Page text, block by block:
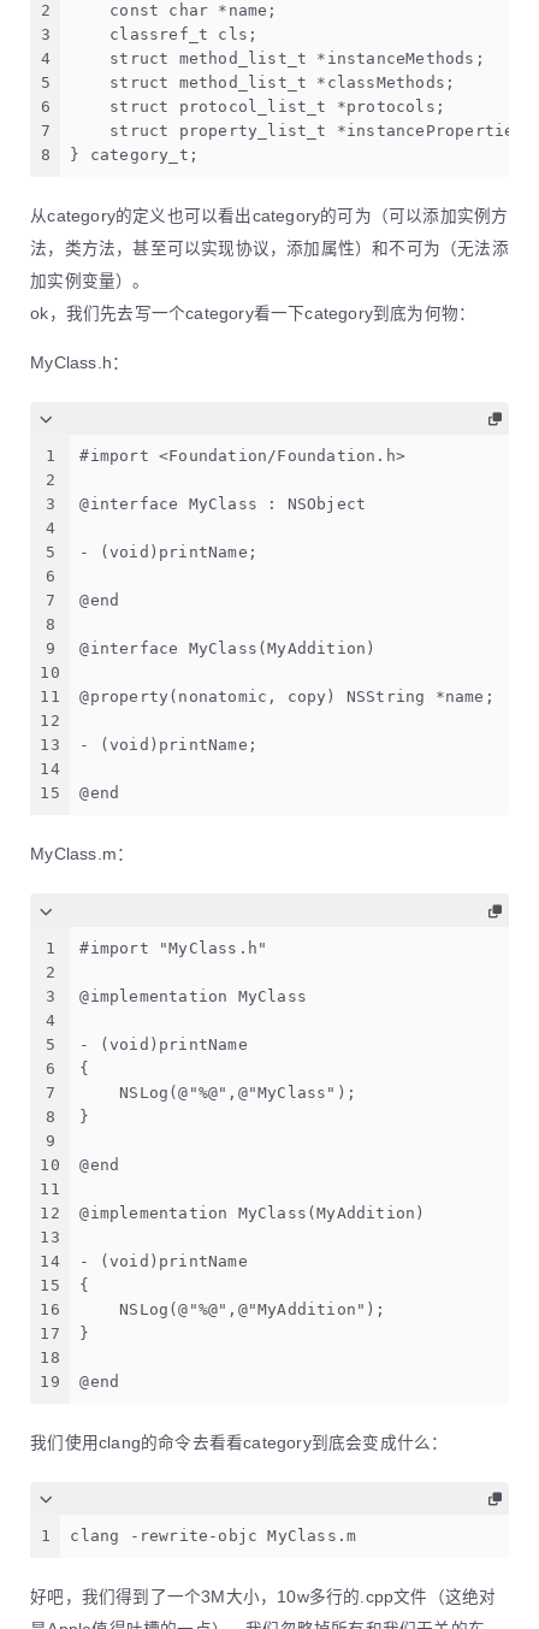
2
3
4
5
6
7
8
    const char *name;
    classref_t cls;
    struct method_list_t *instanceMethods;
    struct method_list_t *classMethods;
    struct protocol_list_t *protocols;
    struct property_list_t *instanceProperties;
} category_t;
从category的定义也可以看出category的可为（可以添加实例方
法，类方法，甚至可以实现协议，添加属性）和不可为（无法添
加实例变量）。
ok，我们先去写一个category看一下category到底为何物：
MyClass.h：
1
2
3
4
5
6
7
8
9
10
11
12
13
14
15
#import <Foundation/Foundation.h>
@interface MyClass : NSObject
- (void)printName;
@end
@interface MyClass(MyAddition)
@property(nonatomic, copy) NSString *name;
- (void)printName;
@end
MyClass.m：
1
2
3
4
5
6
7
8
9
10
11
12
13
14
15
16
17
18
19
#import "MyClass.h"
@implementation MyClass
- (void)printName
{
    NSLog(@"%@",@"MyClass");
}
@end
@implementation MyClass(MyAddition)
- (void)printName
{
    NSLog(@"%@",@"MyAddition");
}
@end
我们使用clang的命令去看看category到底会变成什么：
1 clang -rewrite-objc MyClass.m
好吧，我们得到了一个3M大小，10w多行的.cpp文件（这绝对